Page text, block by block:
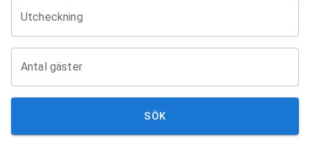
Utcheckning
Antal gäster
SÖK